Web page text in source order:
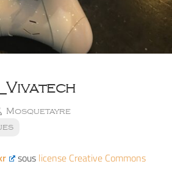
Mosquetayre
sous license Creative Commons